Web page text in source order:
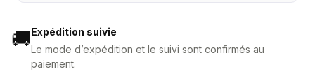
🚚Expédition suivie
Le mode d’expédition et le suivi sont confirmés au
paiement.